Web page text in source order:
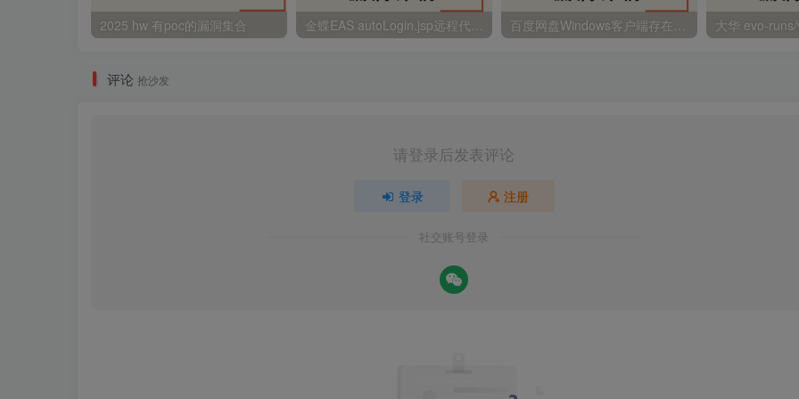
2025 hw 有poc的漏洞集合
评论 抢沙发
请登录后发表评论
登录 注册
社交账号登录